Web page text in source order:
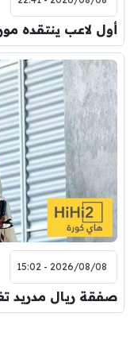
أول لاعب ينتقده
2026/08/08 - 15:02
صفقة ريال مدريد